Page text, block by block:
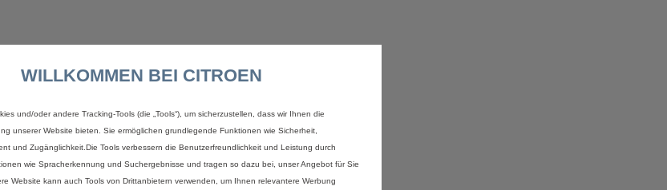
WILLKOMMEN BEI CITROEN
und/oder andere Tracking-Tools (die „Tools“), um sicherzustellen, dass wir Ihnen die
unserer Website bieten. Sie ermöglichen grundlegende Funktionen wie Sicherheit,
und Zugänglichkeit.Die Tools verbessern die Benutzerfreundlichkeit und Leistung durch
wie Spracherkennung und Suchergebnisse und tragen so dazu bei, unser Angebot für Sie
Website kann auch Tools von Drittanbietern verwenden, um Ihnen relevantere Werbung